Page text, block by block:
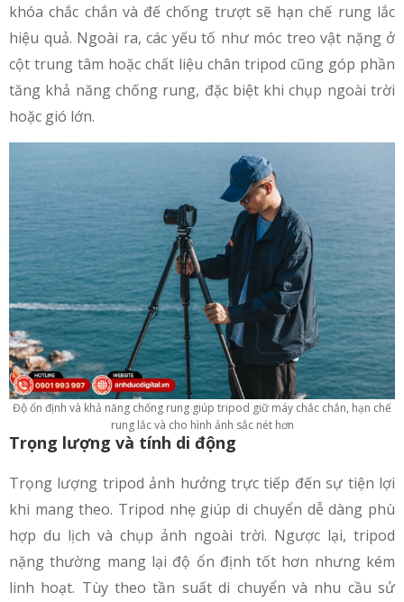
khóa chắc chắn và đế chống trượt sẽ hạn chế rung lắc
hiệu quả. Ngoài ra, các yếu tố như móc treo vật nặng ở
cột trung tâm hoặc chất liệu chân tripod cũng góp phần
tăng khả năng chống rung, đặc biệt khi chụp ngoài trời
hoặc gió lớn.
Độ ổn định và khả năng chống rung giúp tripod giữ máy chắc chắn, hạn chế
rung lắc và cho hình ảnh sắc nét hơn
Trọng lượng và tính di động
Trọng lượng tripod ảnh hưởng trực tiếp đến sự tiện lợi
khi mang theo. Tripod nhẹ giúp di chuyển dễ dàng phù
hợp du lịch và chụp ảnh ngoài trời. Ngược lại, tripod
nặng thường mang lại độ ổn định tốt hơn nhưng kém
linh hoạt. Tùy theo tần suất di chuyển và nhu cầu sử